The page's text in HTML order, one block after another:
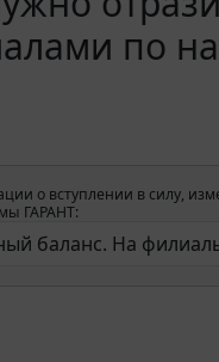
по
о вступлении в силу,
ГАРАНТ: